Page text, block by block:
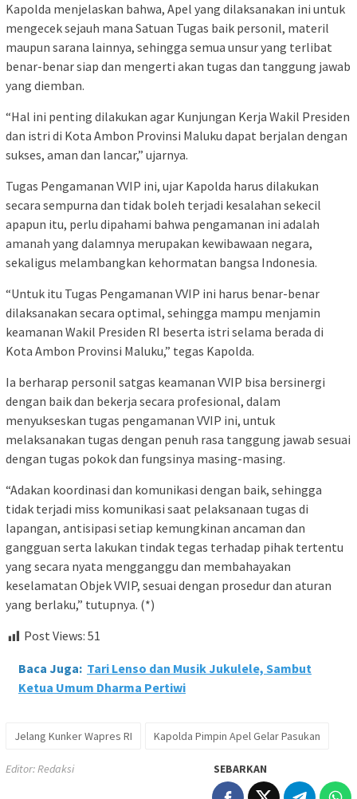
Kapolda menjelaskan bahwa, Apel yang dilaksanakan ini untuk
mengecek sejauh mana Satuan Tugas baik personil, materil
maupun sarana lainnya, sehingga semua unsur yang terlibat
benar-benar siap dan mengerti akan tugas dan tanggung jawab
yang diemban.
“Hal ini penting dilakukan agar Kunjungan Kerja Wakil Presiden
dan istri di Kota Ambon Provinsi Maluku dapat berjalan dengan
sukses, aman dan lancar,” ujarnya.
Tugas Pengamanan VVIP ini, ujar Kapolda harus dilakukan
secara sempurna dan tidak boleh terjadi kesalahan sekecil
apapun itu, perlu dipahami bahwa pengamanan ini adalah
amanah yang dalamnya merupakan kewibawaan negara,
sekaligus melambangkan kehormatan bangsa Indonesia.
“Untuk itu Tugas Pengamanan VVIP ini harus benar-benar
dilaksanakan secara optimal, sehingga mampu menjamin
keamanan Wakil Presiden RI beserta istri selama berada di
Kota Ambon Provinsi Maluku,” tegas Kapolda.
Ia berharap personil satgas keamanan VVIP bisa bersinergi
dengan baik dan bekerja secara profesional, dalam
menyukseskan tugas pengamanan VVIP ini, untuk
melaksanakan tugas dengan penuh rasa tanggung jawab sesuai
dengan tugas pokok dan fungsinya masing-masing.
“Adakan koordinasi dan komunikasi dengan baik, sehingga
tidak terjadi miss komunikasi saat pelaksanaan tugas di
lapangan, antisipasi setiap kemungkinan ancaman dan
gangguan serta lakukan tindak tegas terhadap pihak tertentu
yang secara nyata mengganggu dan membahayakan
keselamatan Objek VVIP, sesuai dengan prosedur dan aturan
yang berlaku,” tutupnya. (*)
Post Views: 51
Baca Juga: Tari Lenso dan Musik Jukulele, Sambut
Ketua Umum Dharma Pertiwi
Jelang Kunker Wapres RI Kapolda Pimpin Apel Gelar Pasukan
Editor: Redaksi SEBARKAN